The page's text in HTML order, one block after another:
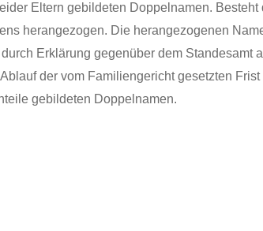
Eltern gebildeten Doppelnamen.
herangezogen. Die herangezogenen
Erklärung gegenüber dem Standesamt
der vom Familiengericht gesetzten
gebildeten Doppelnamen.